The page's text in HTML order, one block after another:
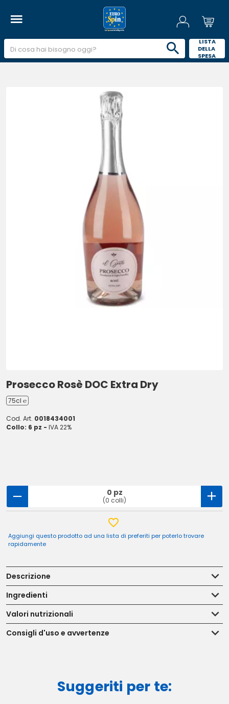
LISTA
DELLA
SPESA
Prosecco Rosè DOC Extra Dry
75cl ℮
Cod. Art. 0018434001
Collo: 6 pz - IVA 22%
0 pz
(0 colli)
Aggiungi questo prodotto ad una lista di preferiti per poterlo trovare
rapidamente
Descrizione
Ingredienti
Valori nutrizionali
Consigli d'uso e avvertenze
Suggeriti per te: